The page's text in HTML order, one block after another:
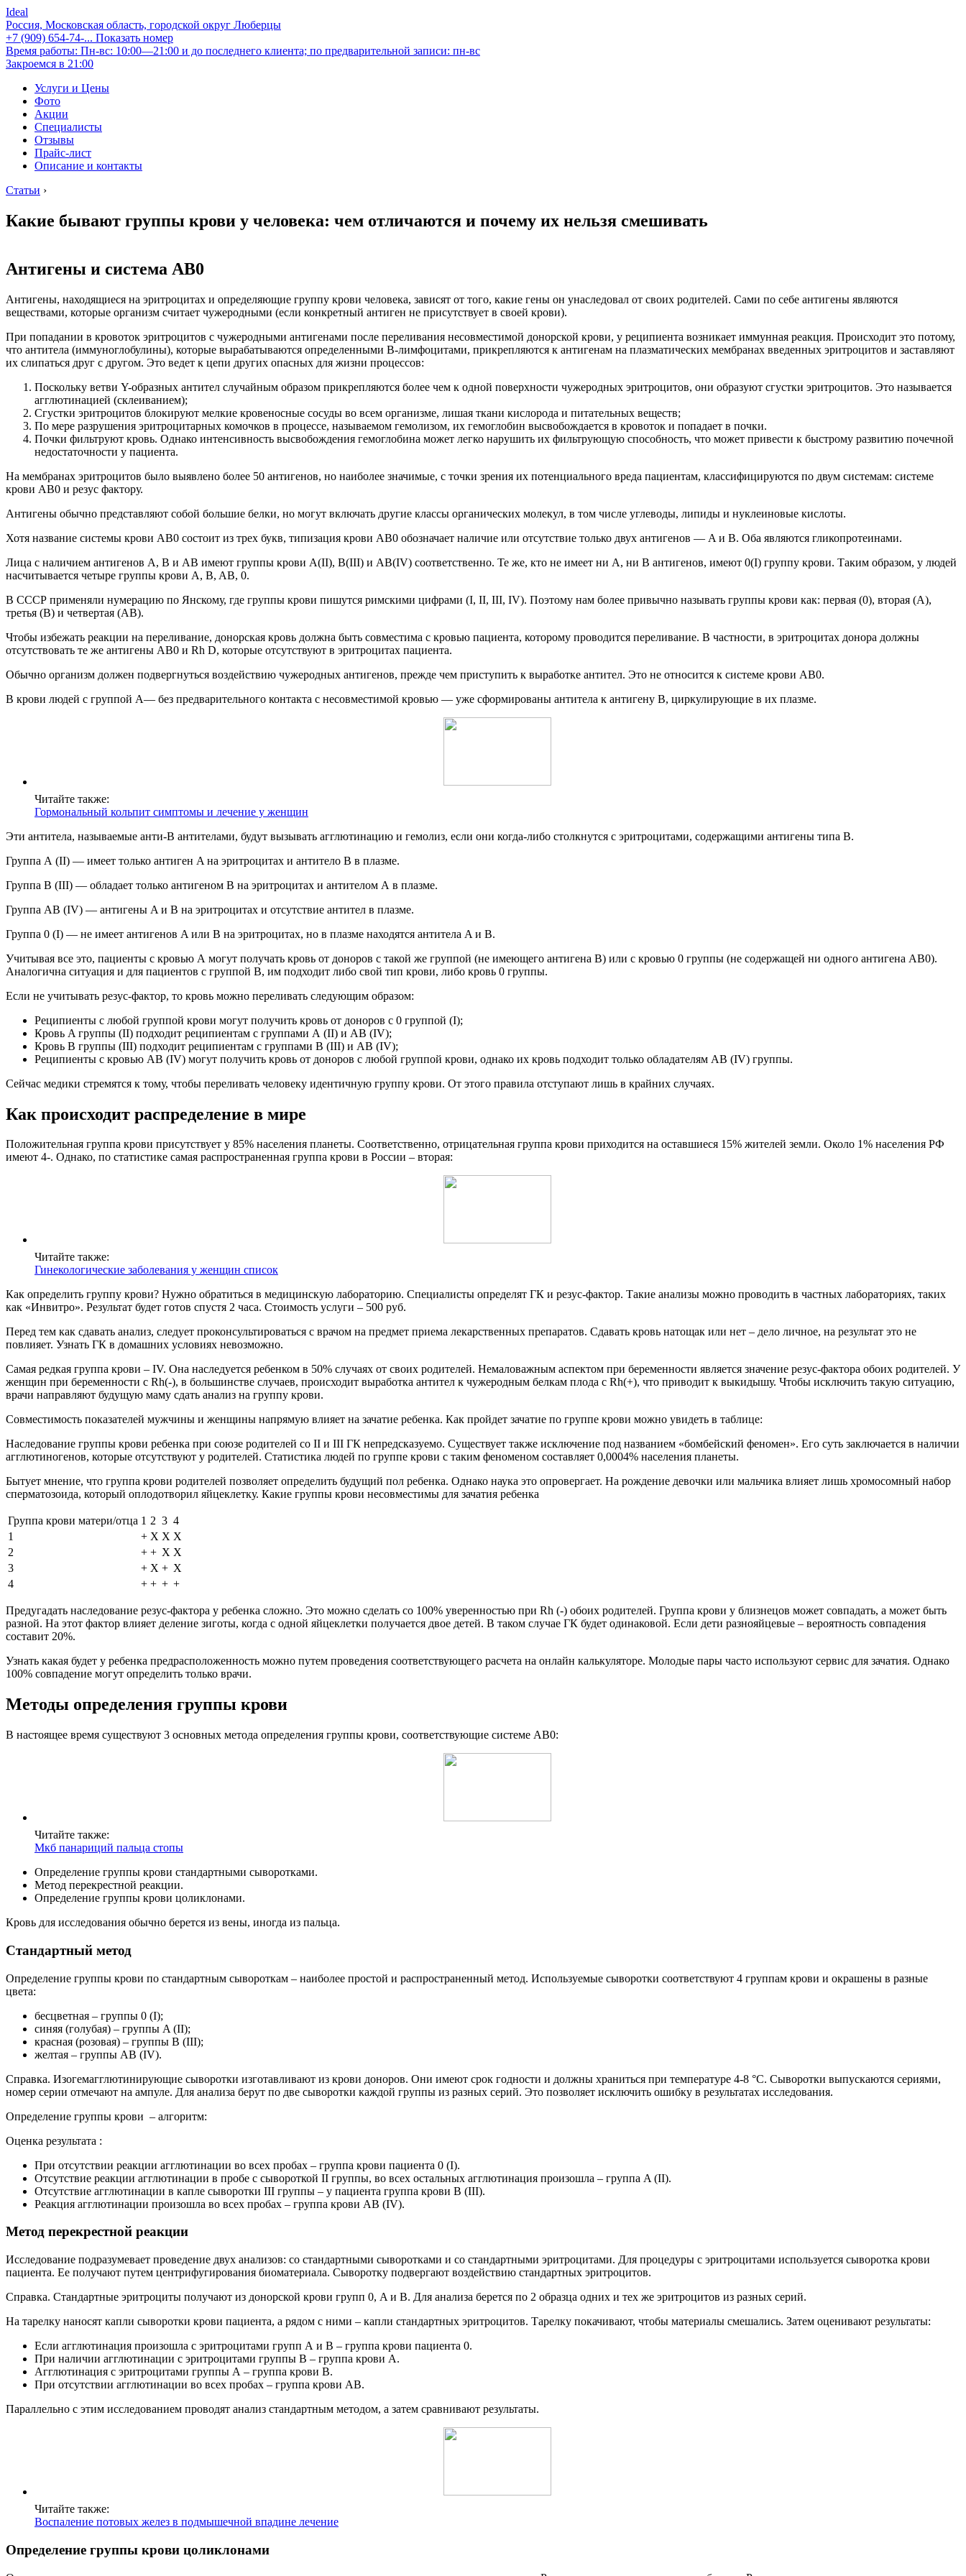
Ideal
Россия, Московская область, городской округ Люберцы
+7 (909) 654-74-... Показать номер
Время работы: Пн-вс: 10:00—21:00 и до последнего клиента; по предварительной записи: пн-вс
Закроемся в 21:00
Услуги и Цены
Фото
Акции
Специалисты
Отзывы
Прайс-лист
Описание и контакты
Статьи ›
Какие бывают группы крови у человека: чем отличаются и почему их нельзя смешивать
Антигены и система AB0
Антигены, находящиеся на эритроцитах и определяющие группу крови человека, зависят от того, какие гены он унаследовал от своих родителей. Сами по себе антигены являются
веществами, которые организм считает чужеродными (если конкретный антиген не присутствует в своей крови).
При попадании в кровоток эритроцитов с чужеродными антигенами после переливания несовместимой донорской крови, у реципиента возникает иммунная реакция. Происходит это потому,
что антитела (иммуноглобулины), которые вырабатываются определенными В-лимфоцитами, прикрепляются к антигенам на плазматических мембранах введенных эритроцитов и заставляют
их слипаться друг с другом. Это ведет к цепи других опасных для жизни процессов:
Поскольку ветви Y-образных антител случайным образом прикрепляются более чем к одной поверхности чужеродных эритроцитов, они образуют сгустки эритроцитов. Это называется
агглютинацией (склеиванием);
Сгустки эритроцитов блокируют мелкие кровеносные сосуды во всем организме, лишая ткани кислорода и питательных веществ;
По мере разрушения эритроцитарных комочков в процессе, называемом гемолизом, их гемоглобин высвобождается в кровоток и попадает в почки.
Почки фильтруют кровь. Однако интенсивность высвобождения гемоглобина может легко нарушить их фильтрующую способность, что может привести к быстрому развитию почечной
недостаточности у пациента.
На мембранах эритроцитов было выявлено более 50 антигенов, но наиболее значимые, с точки зрения их потенциального вреда пациентам, классифицируются по двум системам: системе
крови AB0 и резус фактору.
Антигены обычно представляют собой большие белки, но могут включать другие классы органических молекул, в том числе углеводы, липиды и нуклеиновые кислоты.
Хотя название системы крови AB0 состоит из трех букв, типизация крови AB0 обозначает наличие или отсутствие только двух антигенов — A и B. Оба являются гликопротеинами.
Лица с наличием антигенов A, B и AB имеют группы крови A(II), B(III) и AB(IV) соответственно. Те же, кто не имеет ни A, ни B антигенов, имеют 0(I) группу крови. Таким образом, у людей
насчитывается четыре группы крови A, B, AB, 0.
В СССР применяли нумерацию по Янскому, где группы крови пишутся римскими цифрами (I, II, III, IV). Поэтому нам более привычно называть группы крови как: первая (0), вторая (A),
третья (B) и четвертая (AB).
Чтобы избежать реакции на переливание, донорская кровь должна быть совместима с кровью пациента, которому проводится переливание. В частности, в эритроцитах донора должны
отсутствовать те же антигены AB0 и Rh D, которые отсутствуют в эритроцитах пациента.
Обычно организм должен подвергнуться воздействию чужеродных антигенов, прежде чем приступить к выработке антител. Это не относится к системе крови AB0.
В крови людей с группой А— без предварительного контакта с несовместимой кровью — уже сформированы антитела к антигену B, циркулирующие в их плазме.
Читайте также:
Гормональный кольпит симптомы и лечение у женщин
Эти антитела, называемые анти-В антителами, будут вызывать агглютинацию и гемолиз, если они когда-либо столкнутся с эритроцитами, содержащими антигены типа B.
Группа А (II) — имеет только антиген A на эритроцитах и антитело B в плазме.
Группа B (III) — обладает только антигеном B на эритроцитах и антителом А в плазме.
Группа АВ (IV) — антигены A и B на эритроцитах и отсутствие антител в плазме.
Группа 0 (I) — не имеет антигенов A или B на эритроцитах, но в плазме находятся антитела A и B.
Учитывая все это, пациенты с кровью А могут получать кровь от доноров с такой же группой (не имеющего антигена В) или с кровью 0 группы (не содержащей ни одного антигена AB0).
Аналогична ситуация и для пациентов с группой B, им подходит либо свой тип крови, либо кровь 0 группы.
Если не учитывать резус-фактор, то кровь можно переливать следующим образом:
Реципиенты с любой группой крови могут получить кровь от доноров с 0 группой (I);
Кровь A группы (II) подходит реципиентам с группами А (II) и АB (IV);
Кровь B группы (III) подходит реципиентам с группами B (III) и AB (IV);
Реципиенты с кровью AB (IV) могут получить кровь от доноров с любой группой крови, однако их кровь подходит только обладателям AB (IV) группы.
Cейчас медики стремятся к тому, чтобы переливать человеку идентичную группу крови. От этого правила отступают лишь в крайних случаях.
Как происходит распределение в мире
Положительная группа крови присутствует у 85% населения планеты. Соответственно, отрицательная группа крови приходится на оставшиеся 15% жителей земли. Около 1% населения РФ
имеют 4-. Однако, по статистике самая распространенная группа крови в России – вторая:
Читайте также:
Гинекологические заболевания у женщин список
Как определить группу крови? Нужно обратиться в медицинскую лабораторию. Специалисты определят ГК и резус-фактор. Такие анализы можно проводить в частных лабораториях, таких
как «Инвитро». Результат будет готов спустя 2 часа. Стоимость услуги – 500 руб.
Перед тем как сдавать анализ, следует проконсультироваться с врачом на предмет приема лекарственных препаратов. Сдавать кровь натощак или нет – дело личное, на результат это не
повлияет. Узнать ГК в домашних условиях невозможно.
Самая редкая группа крови – IV. Она наследуется ребенком в 50% случаях от своих родителей. Немаловажным аспектом при беременности является значение резус-фактора обоих родителей. У
женщин при беременности с Rh(-), в большинстве случаев, происходит выработка антител к чужеродным белкам плода с Rh(+), что приводит к выкидышу. Чтобы исключить такую ситуацию,
врачи направляют будущую маму сдать анализ на группу крови.
Совместимость показателей мужчины и женщины напрямую влияет на зачатие ребенка. Как пройдет зачатие по группе крови можно увидеть в таблице:
Наследование группы крови ребенка при союзе родителей со II и III ГК непредсказуемо. Существует также исключение под названием «бомбейский феномен». Его суть заключается в наличии
агглютиногенов, которые отсутствуют у родителей. Статистика людей по группе крови с таким феноменом составляет 0,0004% населения планеты.
Бытует мнение, что группа крови родителей позволяет определить будущий пол ребенка. Однако наука это опровергает. На рождение девочки или мальчика влияет лишь хромосомный набор
сперматозоида, который оплодотворил яйцеклетку. Какие группы крови несовместимы для зачатия ребенка
Группа крови матери/отца 1 2 3 4
1
+ Х Х Х
2
+ + Х Х
3
+ Х + Х
4
+ + + +
Предугадать наследование резус-фактора у ребенка сложно. Это можно сделать со 100% уверенностью при Rh (-) обоих родителей. Группа крови у близнецов может совпадать, а может быть
разной. На этот фактор влияет деление зиготы, когда с одной яйцеклетки получается двое детей. В таком случае ГК будет одинаковой. Если дети разнояйцевые – вероятность совпадения
составит 20%.
Узнать какая будет у ребенка предрасположенность можно путем проведения соответствующего расчета на онлайн калькуляторе. Молодые пары часто используют сервис для зачатия. Однако
100% совпадение могут определить только врачи.
Методы определения группы крови
В настоящее время существуют 3 основных метода определения группы крови, соответствующие системе AB0:
Читайте также:
Мкб панариций пальца стопы
Определение группы крови стандартными сыворотками.
Метод перекрестной реакции.
Определение группы крови цоликлонами.
Кровь для исследования обычно берется из вены, иногда из пальца.
Стандартный метод
Определение группы крови по стандартным сывороткам – наиболее простой и распространенный метод. Используемые сыворотки соответствуют 4 группам крови и окрашены в разные
цвета:
бесцветная – группы 0 (I);
синяя (голубая) – группы A (II);
красная (розовая) – группы B (III);
желтая – группы AB (IV).
Справка. Изогемагглютинирующие сыворотки изготавливают из крови доноров. Они имеют срок годности и должны храниться при температуре 4-8 °С. Сыворотки выпускаются сериями,
номер серии отмечают на ампуле. Для анализа берут по две сыворотки каждой группы из разных серий. Это позволяет исключить ошибку в результатах исследования.
Определение группы крови – алгоритм:
Оценка результата :
При отсутствии реакции агглютинации во всех пробах – группа крови пациента 0 (I).
Отсутствие реакции агглютинации в пробе с сывороткой II группы, во всех остальных агглютинация произошла – группа A (II).
Отсутствие агглютинации в капле сыворотки III группы – у пациента группа крови B (III).
Реакция агглютинации произошла во всех пробах – группа крови AB (IV).
Метод перекрестной реакции
Исследование подразумевает проведение двух анализов: со стандартными сыворотками и со стандартными эритроцитами. Для процедуры с эритроцитами используется сыворотка крови
пациента. Ее получают путем центрифугирования биоматериала. Сыворотку подвергают воздействию стандартных эритроцитов.
Справка. Стандартные эритроциты получают из донорской крови групп 0, A и B. Для анализа берется по 2 образца одних и тех же эритроцитов из разных серий.
На тарелку наносят капли сыворотки крови пациента, а рядом с ними – капли стандартных эритроцитов. Тарелку покачивают, чтобы материалы смешались. Затем оценивают результаты:
Если агглютинация произошла с эритроцитами групп А и B – группа крови пациента 0.
При наличии агглютинации с эритроцитами группы B – группа крови A.
Агглютинация с эритроцитами группы А – группа крови B.
При отсутствии агглютинации во всех пробах – группа крови AB.
Параллельно с этим исследованием проводят анализ стандартным методом, а затем сравнивают результаты.
Читайте также:
Воспаление потовых желез в подмышечной впадине лечение
Определение группы крови цоликлонами